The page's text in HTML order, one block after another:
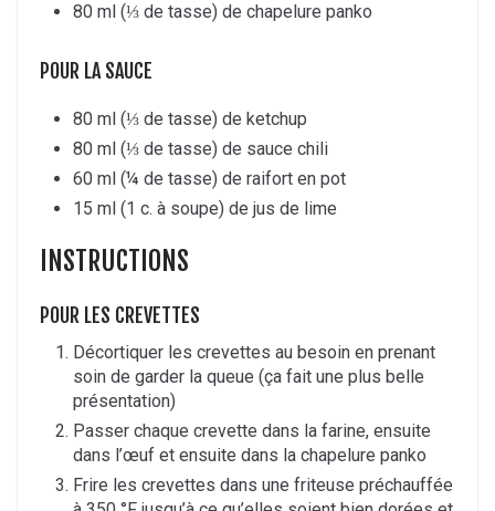
80 ml (⅓ de tasse) de chapelure panko
POUR LA SAUCE
80 ml (⅓ de tasse) de ketchup
80 ml (⅓ de tasse) de sauce chili
60 ml (¼ de tasse) de raifort en pot
15 ml (1 c. à soupe) de jus de lime
INSTRUCTIONS
POUR LES CREVETTES
Décortiquer les crevettes au besoin en prenant
soin de garder la queue (ça fait une plus belle
présentation)
Passer chaque crevette dans la farine, ensuite
dans l’œuf et ensuite dans la chapelure panko
Frire les crevettes dans une friteuse préchauffée